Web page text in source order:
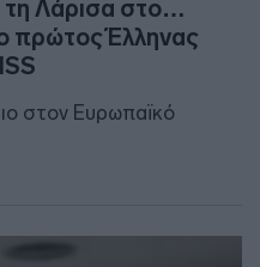
τη Λάρισα στο…
πρώτος Έλληνας
στον Ευρωπαϊκό